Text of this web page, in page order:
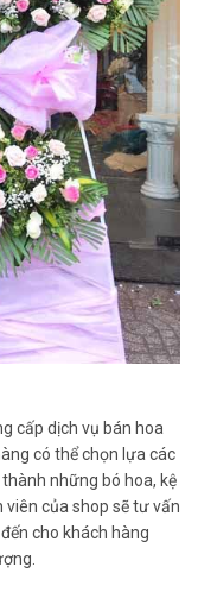
cấp dịch vụ bán hoa
có thể chọn lựa các
những bó hoa, kệ
của shop sẽ tư vấn
cho khách hàng